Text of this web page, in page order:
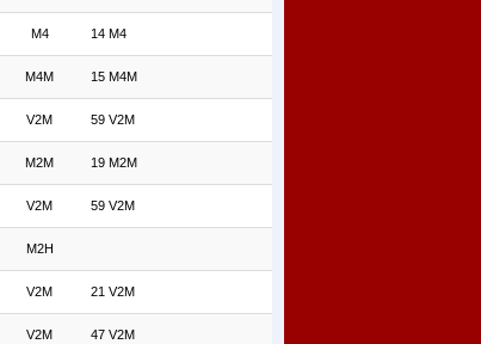
M4 14 M4
M4M 15 M4M
V2M 59 V2M
M2M 19 M2M
V2M 59 V2M
M2H
V2M 21 V2M
V2M 47 V2M